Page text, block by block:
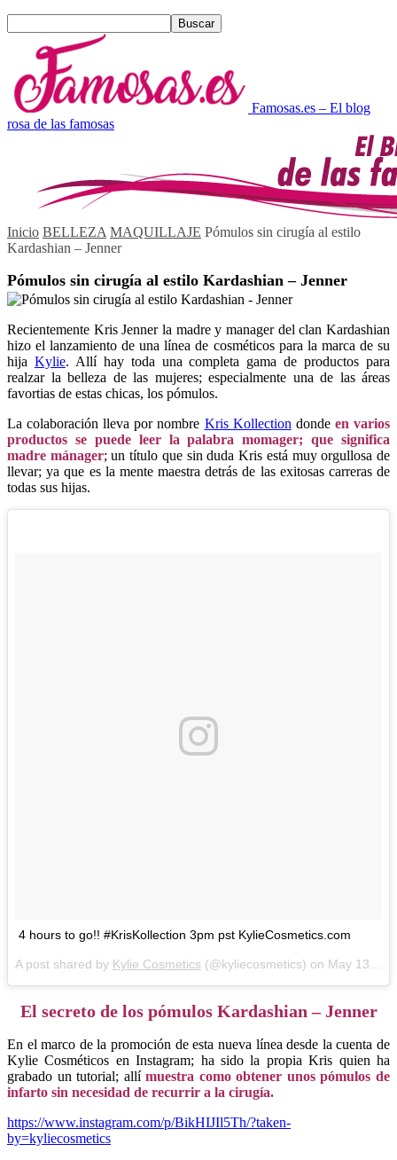
Famosas.es – El blog
rosa de las famosas
Inicio BELLEZA MAQUILLAJE Pómulos sin cirugía al estilo
Kardashian – Jenner
Pómulos sin cirugía al estilo Kardashian – Jenner
Recientemente Kris Jenner la madre y manager del clan Kardashian
hizo el lanzamiento de una línea de cosméticos para la marca de su
hija Kylie. Allí hay toda una completa gama de productos para
realzar la belleza de las mujeres; especialmente una de las áreas
favortias de estas chicas, los pómulos.
La colaboración lleva por nombre Kris Kollection donde en varios
productos se puede leer la palabra momager; que significa
madre mánager; un título que sin duda Kris está muy orgullosa de
llevar; ya que es la mente maestra detrás de las exitosas carreras de
todas sus hijas.
4 hours to go!! #KrisKollection 3pm pst KylieCosmetics.com
A post shared by Kylie Cosmetics (@kyliecosmetics) on May 13, 2018 at 10:49am PDT
El secreto de los pómulos Kardashian – Jenner
En el marco de la promoción de esta nueva línea desde la cuenta de
Kylie Cosméticos en Instagram; ha sido la propia Kris quien ha
grabado un tutorial; allímuestra como obtener unos pómulos de
infarto sin necesidad de recurrir a la cirugía.
https://www.instagram.com/p/BikHIJIl5Th/?taken-
by=kyliecosmetics